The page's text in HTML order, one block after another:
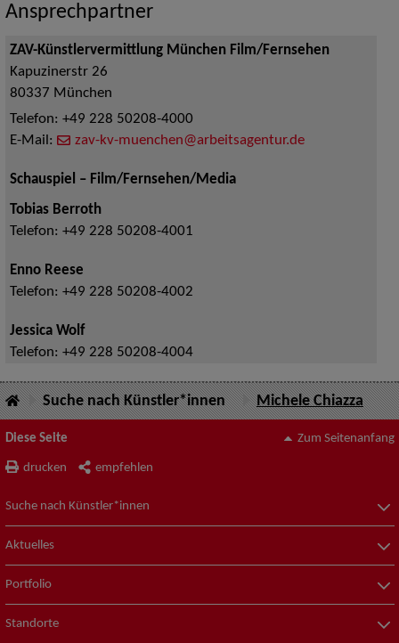
Ansprechpartner
ZAV-Künstlervermittlung München Film/Fernsehen
Kapuzinerstr 26
80337 München
Telefon: +49 228 50208-4000
E-Mail:
zav-kv-muenchen@arbeitsagentur.de
Schauspiel – Film/Fernsehen/Media
Tobias Berroth
Telefon: +49 228 50208-4001
Enno Reese
Telefon: +49 228 50208-4002
Jessica Wolf
Telefon: +49 228 50208-4004
Suche nach Künstler*innen Michele Chiazza
Diese Seite
drucken empfehlen
Zum Seitenanfang
Suche nach Künstler*innen
Aktuelles
Portfolio
Standorte